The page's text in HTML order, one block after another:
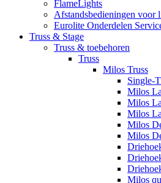
FlameLights
Afstandsbedieningen voor
Eurolite Onderdelen
Truss & Stage
Truss & toebehoren
Truss
Milos Truss
Single-
Milos
Milos
Milos
Milos
Milos
Milos